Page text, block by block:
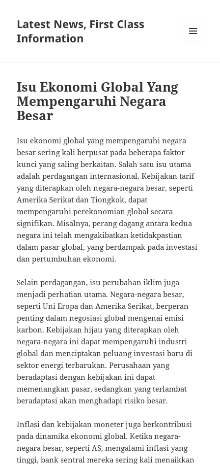
Latest News, First Class
Information
Isu Ekonomi Global Yang
Mempengaruhi Negara
Besar
Isu ekonomi global yang mempengaruhi negara
besar sering kali berpusat pada beberapa faktor
kunci yang saling berkaitan. Salah satu isu utama
adalah perdagangan internasional. Kebijakan tarif
yang diterapkan oleh negara-negara besar, seperti
Amerika Serikat dan Tiongkok, dapat
mempengaruhi perekonomian global secara
signifikan. Misalnya, perang dagang antara kedua
negara ini telah mengakibatkan ketidakpastian
dalam pasar global, yang berdampak pada investasi
dan pertumbuhan ekonomi.
Selain perdagangan, isu perubahan iklim juga
menjadi perhatian utama. Negara-negara besar,
seperti Uni Eropa dan Amerika Serikat, berperan
penting dalam negosiasi global mengenai emisi
karbon. Kebijakan hijau yang diterapkan oleh
negara-negara ini dapat mempengaruhi industri
global dan menciptakan peluang investasi baru di
sektor energi terbarukan. Perusahaan yang
beradaptasi dengan kebijakan ini dapat
memenangkan pasar, sedangkan yang terlambat
beradaptasi akan menghadapi risiko besar.
Inflasi dan kebijakan moneter juga berkontribusi
pada dinamika ekonomi global. Ketika negara-
negara besar, seperti AS, mengalami inflasi yang
tinggi, bank sentral mereka sering kali menaikkan